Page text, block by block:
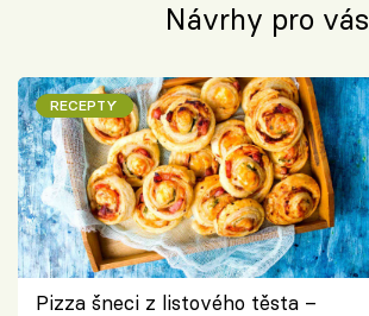
Návrhy pro vás
RECEPTY
Pizza šneci z listového těsta –